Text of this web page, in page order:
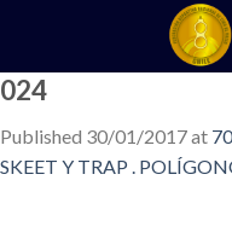
content
024
Published 30/01/2017at
SKEET Y TRAP .